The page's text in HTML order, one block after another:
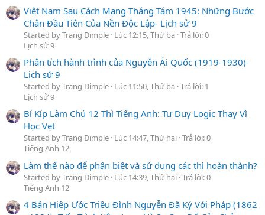
Việt Nam Sau Cách Mạng Tháng Tám 1945: Những Bước
Chân Đầu Tiên Của Nền Độc Lập- Lịch sử 9
Started by Trang Dimple Lúc 12:15, Thứ ba Trả lời: 0
Lịch sử 9
Phân tích hành trình của Nguyễn Ái Quốc (1919-1930)-
Lịch sử 9
Started by Trang Dimple Lúc 11:50, Thứ ba Trả lời: 1
Lịch sử 9
Bí Kíp Làm Chủ 12 Thì Tiếng Anh: Tư Duy Logic Thay Vì
Học Vẹt
Started by Trang Dimple Lúc 14:47, Thứ hai Trả lời: 0
Tiếng Anh 12
Làm thế nào để phân biệt và sử dụng các thì hoàn thành?
Started by Trang Dimple Lúc 14:39, Thứ hai Trả lời: 0
Tiếng Anh 12
4 Bản Hiệp Ước Triều Đình Nguyễn Đã Ký Với Pháp (1862